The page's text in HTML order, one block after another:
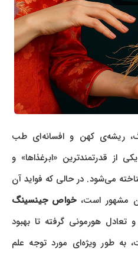
کهن و افسانه‌ای طب
قدرتمندترین «ابرغذاها» و
می‌شود. در حالی که فواید آن
مشهور است،خواص جینسینگ
هورمونی گرفته تا بهبود
طور ویژه‌ای مورد توجه علم